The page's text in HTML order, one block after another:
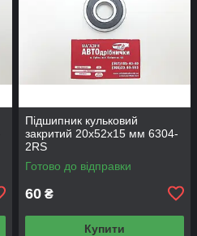
Підшипник кульковий
закритий 20х52х15 мм 6304-
2RS
Готово до відправки
60 ₴
Купити